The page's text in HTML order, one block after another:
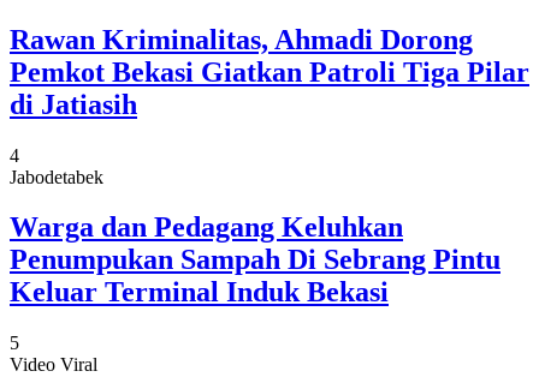
Rawan Kriminalitas, Ahmadi Dorong
Pemkot Bekasi Giatkan Patroli Tiga Pilar
di Jatiasih
4
Jabodetabek
Warga dan Pedagang Keluhkan
Penumpukan Sampah Di Sebrang Pintu
Keluar Terminal Induk Bekasi
5
Video Viral